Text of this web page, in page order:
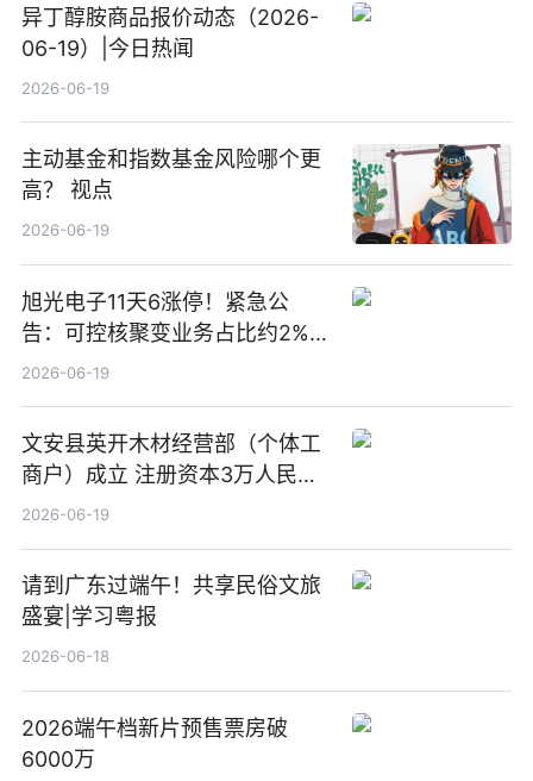
异丁醇胺商品报价动态（2026-
06-19）|今日热闻
2026-06-19
主动基金和指数基金风险哪个更
高？ 视点
2026-06-19
旭光电子11天6涨停！紧急公
告：可控核聚变业务占比约2%！
前沿热点
2026-06-19
文安县英开木材经营部（个体工
商户）成立 注册资本3万人民币
新要闻
2026-06-19
请到广东过端午！共享民俗文旅
盛宴|学习粤报
2026-06-18
2026端午档新片预售票房破
6000万